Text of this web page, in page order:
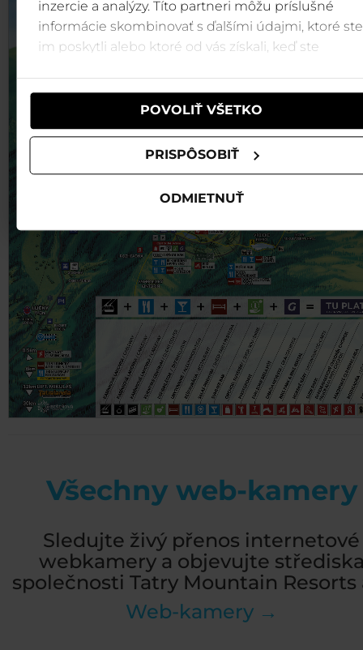
inzercie a analýzy. Títo partneri môžu príslušné
informácie skombinovať s ďalšími údajmi, ktoré ste
im poskytli alebo ktoré od vás získali, keď ste
POVOLIŤ VŠETKO
PRISPÔSOBIŤ
ODMIETNUŤ
Všechny web-kamery
Sledujte živý přenos internetové
webkamery a objevujte
společnosti Tatry Mountain Resorts
Web-kamery →